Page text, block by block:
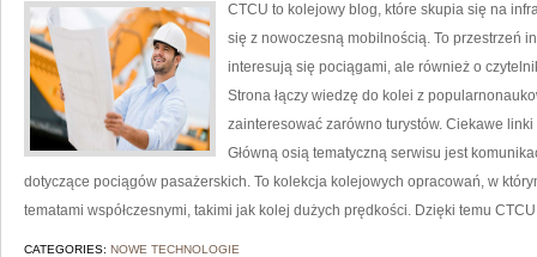
CTCU to kolejowy blog, które skupia się na
się z nowoczesną mobilnością. To przestrzeń
interesują się pociągami, ale również o
Strona łączy wiedzę do kolei z
zainteresować zarówno turystów. Ciekawe
Główną osią tematyczną serwisu jest
dotyczące pociągów pasażerskich. To kolekcja kolejowych opracowań, w
tematami współczesnymi, takimi jak kolej dużych prędkości. Dzięki temu
CATEGORIES: NOWE TECHNOLOGIE